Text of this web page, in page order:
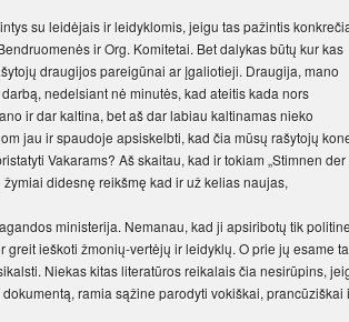
su leidėjais ir leidyklomis, jeigu tas pažintis
ir Org. Komitetai. Bet dalykas būtų kur kas
draugijos pareigūnai ar įgaliotieji. Draugija, mano
nedelsiant nė minutės, kad ateitis kada nors
ir dar kaltina, bet aš dar labiau kaltinamas nieko
jau ir spaudoje apsiskelbti, kad čia mūsų rašytojų
Vakarams? Aš skaitau, kad ir tokiam „Stimnen der
didesnę reikšmę kad ir už kelias naujas,
ministerija. Nemanau, kad ji apsiribotų tik
ieškoti žmonių-vertėjų ir leidyklų. O prie jų esame
Niekas kitas literatūros reikalais čia nesirūpins,
ramia sąžine parodyti vokiškai, prancūziškai